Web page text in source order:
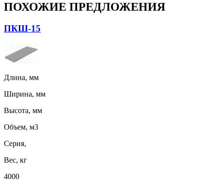
ПОХОЖИЕ ПРЕДЛОЖЕНИЯ
ПКШ-15
Длина, мм
Ширина, мм
Высота, мм
Объем, м3
Серия,
Вес, кг
4000